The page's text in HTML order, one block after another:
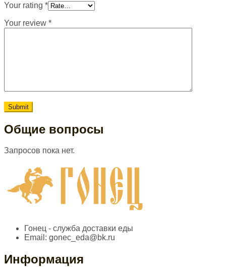
Your rating *
Your review *
Общие вопросы
Запросов пока нет.
Гонец - служба доставки еды
Email: gonec_eda@bk.ru
Информация